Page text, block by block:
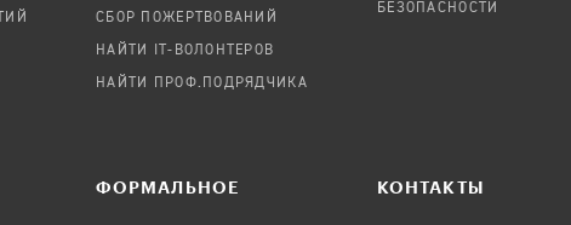
СБОР ПОЖЕРТВОВАНИЙ
НАЙТИ IT-ВОЛОНТЕРОВ
НАЙТИ ПРОФ.ПОДРЯДЧИКА
БЕЗОПАСНОСТИ
ФОРМАЛЬНОЕ КОНТАКТЫ